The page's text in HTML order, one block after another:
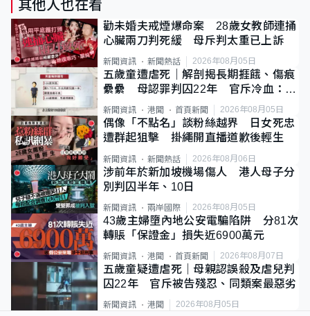
其他人也在看
勸未婚夫戒煙爆命案 28歲女教師連捅
心臟兩刀判死緩 母斥判太重已上訴
新聞資訊 新聞熱話 2026年08月05日
五歲童遭虐死｜解剖揭長期捱餓、傷痕
纍纍 母認罪判囚22年 官斥冷血：同
類案最惡劣
新聞資訊 港聞 首頁新聞 2026年08月05日
偶像「不點名」談粉絲越界 日女死忠
遭群起狙擊 掛繩開直播道歉後輕生
新聞資訊 新聞熱話 2026年08月06日
涉前年於新加坡機場傷人 港人母子分
別判囚半年、10日
新聞資訊 兩岸國際 2026年08月05日
43歲主婦墮內地公安電騙陷阱 分81次
轉賬「保證金」損失近6900萬元
新聞資訊 港聞 首頁新聞 2026年08月07日
五歲童疑遭虐死｜母親認誤殺及虐兒判
囚22年 官斥被告殘忍、同類案最惡劣
新聞資訊 港聞 2026年08月05日